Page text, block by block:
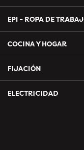
EPI - ROPA DE
COCINA Y HOGAR
FIJACIÓN
ELECTRICIDAD